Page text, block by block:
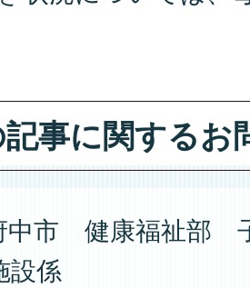
記事に関するお
中市 健康福祉部
設係